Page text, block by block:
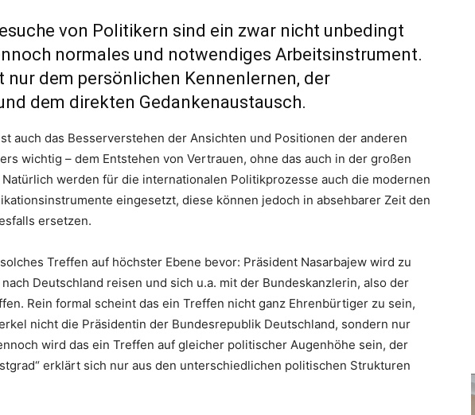
von Politikern sind ein zwar nicht unbedingt
normales und notwendiges Arbeitsinstrument.
nur dem persönlichen Kennenlernen, der
dem direkten Gedankenaustausch.
auch das Besserverstehen der Ansichten und Positionen der anderen
wichtig – dem Entstehen von Vertrauen, ohne das auch in der großen
werden für die internationalen Politikprozesse auch die modernen
eingesetzt, diese können jedoch in absehbarer Zeit den
ersetzen.
Treffen auf höchster Ebene bevor: Präsident Nasarbajew wird zu
Deutschland reisen und sich u.a. mit der Bundeskanzlerin, also der
Rein formal scheint das ein Treffen nicht ganz Ehrenbürtiger zu sein,
nicht die Präsidentin der Bundesrepublik Deutschland, sondern nur
wird das ein Treffen auf gleicher politischer Augenhöhe sein, der
erklärt sich nur aus den unterschiedlichen politischen Strukturen